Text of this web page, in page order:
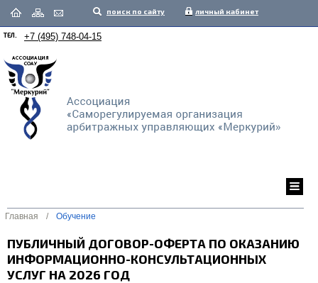
поиск по сайту личный кабинет
ТЕЛ. +7 (495) 748-04-15
Главная / Обучение
ПУБЛИЧНЫЙ ДОГОВОР-ОФЕРТА ПО ОКАЗАНИЮ
ИНФОРМАЦИОННО-КОНСУЛЬТАЦИОННЫХ
УСЛУГ НА 2026 ГОД